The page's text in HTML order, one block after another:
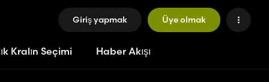
Giriş yapmak Üye olmak
Kralın Seçimi Haber Akışı